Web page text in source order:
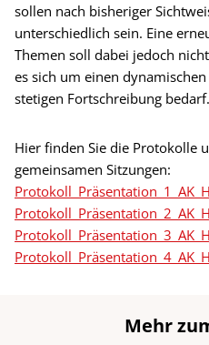
sollen nach bisheriger
unterschiedlich sein. Eine
Themen soll dabei jedoch
es sich um einen
stetigen Fortschreibung bedarf.
Hier finden Sie die Protokolle
gemeinsamen Sitzungen:
Mehr